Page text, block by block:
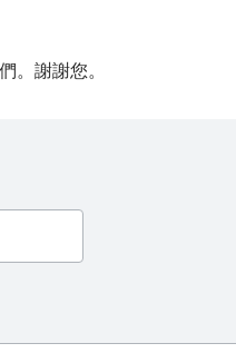
。謝謝您。